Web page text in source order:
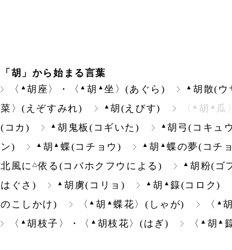
「胡」から始まる言葉
〈 ▲胡座〉・〈 ▲ 胡 ▲ 坐〉(あぐら) ▲胡散(ウ
菜〉(えぞすみれ)
▲胡(えびす) 〈 ▲ 胡 ▲ 瓜
(コカ)
▲胡鬼板(コギいた) ▲胡弓(コキュ
ン)
▲ 胡 ▲蝶(コチョウ) ▲胡 ▲蝶の夢(コチ
北風に △依る(コバホクフウによる) ▲胡粉(ゴ
はぐさ)
▲胡虜(コリョ) ▲ 胡 ▲籙(コロク)
のこしかけ)
〈 ▲ 胡 ▲蝶花〉(しゃが) 〈 ▲
〈 ▲胡枝子〉・〈 ▲ 胡枝花〉(はぎ) 〈 ▲ 胡 ▲